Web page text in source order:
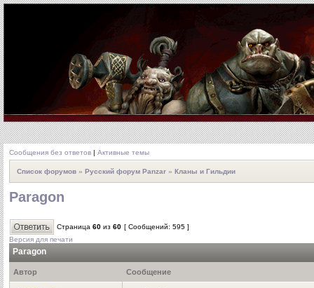
Сообщения без ответов | Активные темы
Список форумов » Русский форум Panzar » Кланы и Гильдии
Paragon
Страница 60 из 60 [ Сообщений: 595 ]
Версия для печати
Paragon
Автор Сообщение